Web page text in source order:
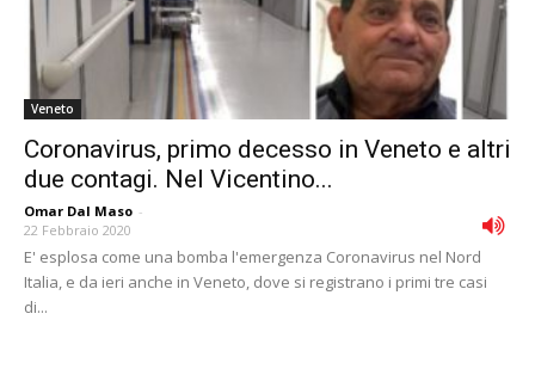
Veneto
Coronavirus, primo decesso in Veneto e altri
due contagi. Nel Vicentino...
Omar Dal Maso -
22 Febbraio 2020
E' esplosa come una bomba l'emergenza Coronavirus nel Nord
Italia, e da ieri anche in Veneto, dove si registrano i primi tre casi
di...